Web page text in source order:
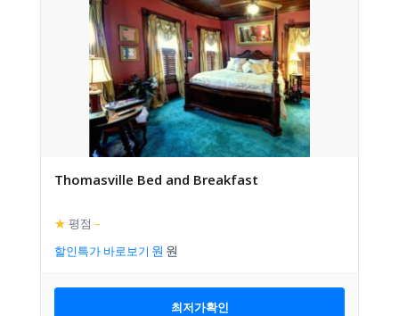
Thomasville Bed and Breakfast
★ 평점 –
할인특가 바로보기
최저가확인